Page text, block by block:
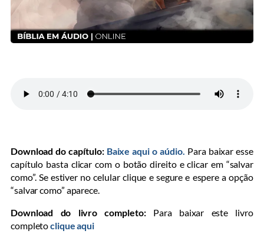
Download do capítulo: Baixe aqui o aúdio. Para baixar esse
capítulo basta clicar com o botão direito e clicar em “salvar
como”. Se estiver no celular clique e segure e espere a opção
“salvar como” aparece.
Download do livro completo: Para baixar este livro
completoclique aqui